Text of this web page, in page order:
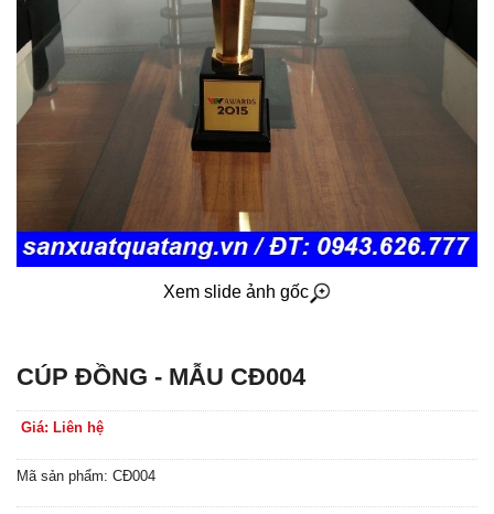
Xem slide ảnh gốc
CÚP ĐỒNG - MẪU CĐ004
Giá: Liên hệ
Mã sản phẩm: CĐ004